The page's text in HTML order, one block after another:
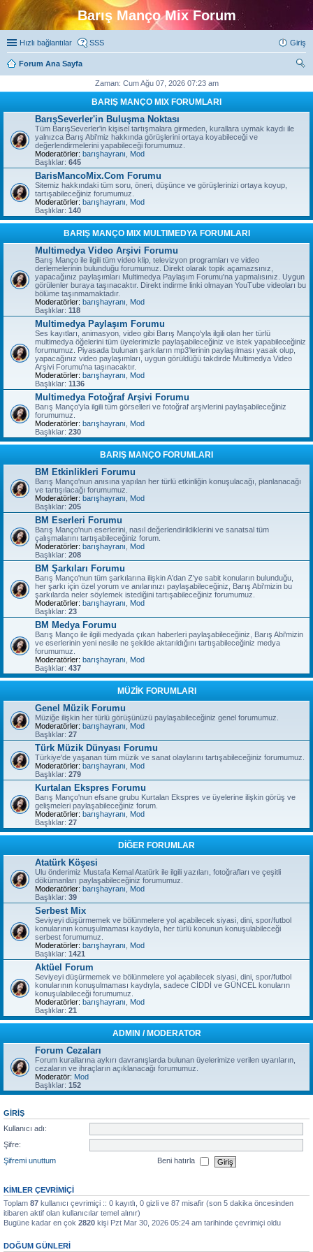
Barış Manço Mix Forum
Hızlı bağlantılar SSS Giriş
Forum Ana Sayfa
Zaman: Cum Ağu 07, 2026 07:23 am
BARIŞ MANÇO MIX FORUMLARI
BarışSeverler'in Buluşma Noktası
Tüm BarışSeverler'in kişisel tartışmalara girmeden, kurallara uymak kaydı ile
yalnızca Barış Abi'miz hakkında görüşlerini ortaya koyabileceği ve
değerlendirmelerini yapabileceği forumumuz.
Moderatörler: barışhayranı
Mod
Başlıklar: 645
BarisMancoMix.Com Forumu
Sitemiz hakkındaki tüm soru, öneri, düşünce ve görüşlerinizi ortaya koyup,
tartışabileceğiniz forumumuz.
Moderatörler: barışhayranı
Mod
Başlıklar: 140
BARIŞ MANÇO MIX MULTIMEDYA FORUMLARI
Multimedya Video Arşivi Forumu
Barış Manço ile ilgili tüm video klip, televizyon programları ve video
derlemelerinin bulunduğu forumumuz. Direkt olarak topik açamazsınız,
yapacağınız paylaşımları Multimedya Paylaşım Forumu'na yapmalısınız. Uygun
görülenler buraya taşınacaktır. Direkt indirme linki olmayan YouTube videoları bu
bölüme taşınmamaktadır.
Moderatörler: barışhayranı
Mod
Başlıklar: 118
Multimedya Paylaşım Forumu
Ses kayıtları, animasyon, video gibi Barış Manço'yla ilgili olan her türlü
multimedya öğelerini tüm üyelerimizle paylaşabileceğiniz ve istek yapabileceğiniz
forumumuz. Piyasada bulunan şarkıların mp3'lerinin paylaşılması yasak olup,
yapacağınız video paylaşımları, uygun görüldüğü takdirde Multimedya Video
Arşivi Forumu'na taşınacaktır.
Moderatörler: barışhayranı
Mod
Başlıklar: 1136
Multimedya Fotoğraf Arşivi Forumu
Barış Manço'yla ilgili tüm görselleri ve fotoğraf arşivlerini paylaşabileceğiniz
forumumuz.
Moderatörler: barışhayranı
Mod
Başlıklar: 230
BARIŞ MANÇO FORUMLARI
BM Etkinlikleri Forumu
Barış Manço'nun anısına yapılan her türlü etkinliğin konuşulacağı, planlanacağı
ve tartışılacağı forumumuz.
Moderatörler: barışhayranı
Mod
Başlıklar: 205
BM Eserleri Forumu
Barış Manço'nun eserlerini, nasıl değerlendirildiklerini ve sanatsal tüm
çalışmalarını tartışabileceğiniz forum.
Moderatörler: barışhayranı
Mod
Başlıklar: 208
BM Şarkıları Forumu
Barış Manço'nun tüm şarkılarına ilişkin A'dan Z'ye sabit konuların bulunduğu,
her şarkı için özel yorum ve anılarınızı paylaşabileceğiniz, Barış Abi'mizin bu
şarkılarda neler söylemek istediğini tartışabileceğiniz forumumuz.
Moderatörler: barışhayranı
Mod
Başlıklar: 23
BM Medya Forumu
Barış Manço ile ilgili medyada çıkan haberleri paylaşabileceğiniz, Barış Abi'mizin
ve eserlerinin yeni nesile ne şekilde aktarıldığını tartışabileceğiniz medya
forumumuz.
Moderatörler: barışhayranı
Mod
Başlıklar: 437
MÜZİK FORUMLARI
Genel Müzik Forumu
Müziğe ilişkin her türlü görüşünüzü paylaşabileceğiniz genel forumumuz.
Moderatörler: barışhayranı
Mod
Başlıklar: 27
Türk Müzik Dünyası Forumu
Türkiye'de yaşanan tüm müzik ve sanat olaylarını tartışabileceğiniz forumumuz.
Moderatörler: barışhayranı
Mod
Başlıklar: 279
Kurtalan Ekspres Forumu
Barış Manço'nun efsane grubu Kurtalan Ekspres ve üyelerine ilişkin görüş ve
gelişmeleri paylaşabileceğiniz forum.
Moderatörler: barışhayranı
Mod
Başlıklar: 27
DİĞER FORUMLAR
Atatürk Köşesi
Ulu önderimiz Mustafa Kemal Atatürk ile ilgili yazıları, fotoğrafları ve çeşitli
dökümanları paylaşabileceğiniz forumumuz.
Moderatörler: barışhayranı
Mod
Başlıklar: 39
Serbest Mix
Seviyeyi düşürmemek ve bölünmelere yol açabilecek siyasi, dini, spor/futbol
konularının konuşulmaması kaydıyla, her türlü konunun konuşulabileceği
serbest forumumuz.
Moderatörler: barışhayranı
Mod
Başlıklar: 1421
Aktüel Forum
Seviyeyi düşürmemek ve bölünmelere yol açabilecek siyasi, dini, spor/futbol
konularının konuşulmaması kaydıyla, sadece CİDDİ ve GÜNCEL konuların
konuşulabileceği forumumuz.
Moderatörler: barışhayranı
Mod
Başlıklar: 21
ADMIN / MODERATOR
Forum Cezaları
Forum kurallarına aykırı davranışlarda bulunan üyelerimize verilen uyarıların,
cezaların ve ihraçların açıklanacağı forumumuz.
Moderatör: Mod
Başlıklar: 152
GIRIŞ
Kullanıcı adı:
Şifre:
Şifremi unuttum
Beni hatırla
KIMLER ÇEVRIMIÇI
Toplam 87 kullanıcı çevrimiçi :: 0 kayıtlı, 0 gizli ve 87 misafir (son 5 dakika öncesinden
itibaren aktif olan kullanıcılar temel alınır)
Bugüne kadar en çok 2820 kişi Pzt Mar 30, 2026 05:24 am tarihinde çevrimiçi oldu
DOĞUM GÜNLERI